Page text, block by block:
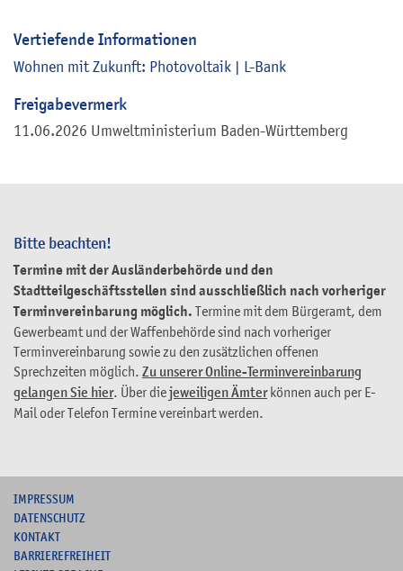
Bitte beachten!
Termine mit der Ausländerbehörde und den
Stadtteilgeschäftsstellen sind ausschließlich nach vorheriger
Terminvereinbarung möglich. Termine mit dem Bürgeramt, dem
Gewerbeamt und der Waffenbehörde sind nach vorheriger
Terminvereinbarung sowie zu den zusätzlichen offenen
Sprechzeiten möglich. Zu unserer Online-Terminvereinbarung
gelangen Sie hier. Über diejeweiligen Ämterkönnen auch per E-
Mail oder Telefon Termine vereinbart werden.
Vertiefende Informationen
Wohnen mit Zukunft: Photovoltaik | L-Bank
Freigabevermerk
11.06.2026 Umweltministerium Baden-Württemberg
IMPRESSUM
DATENSCHUTZ
KONTAKT
BARRIEREFREIHEIT